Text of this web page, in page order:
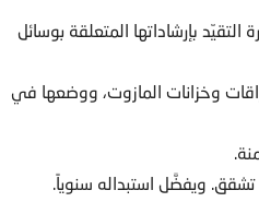
بإرشاداتها المتعلقة بوسائل
وخزانات المازوت، ووضعها في
تشقق. ويفضَّل استبداله سنوياً.